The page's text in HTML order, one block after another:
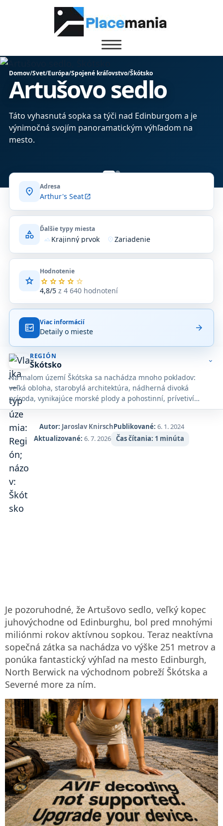
Domov/Svet/Európa/Spojené kráľovstvo/Škótsko
Artušovo sedlo
Táto vyhasnutá sopka sa týči nad Edinburgom a je
výnimočná svojím panoramatickým výhľadom na
mesto.
location_on Adresa
Arthur's Seatopen_in_new
category Ďalšie typy miesta
terrainKrajinný prvok location_onZariadenie
star
Hodnotenie
star star star star star
4,8/5z 4 640 hodnotení
Priemerné
hodnotenie
z
na
základe
4 640
hodnotení
na
Google
Maps.
fact_check Viac informácií
Detaily o mieste arrow_forward
REGIÓN
Škótsko
Na malom území Škótska sa nachádza mnoho pokladov:
veľká obloha, starobylá architektúra, nádherná divoká
príroda, vynikajúce morské plody a pohostinní, prívetiví
ľudia.
expand_more
Autor: Jaroslav KnirschPublikované: 6. 1. 2024
Aktualizované: 6. 7. 2026 Čas čítania: 1 minúta
Je pozoruhodné, že Artušovo sedlo, veľký kopec
juhovýchodne od Edinburghu, bol pred mnohými
miliónmi rokov aktívnou sopkou. Teraz neaktívna
sopečná zátka sa nachádza vo výške 251 metrov a
ponúka fantastický výhľad na mesto Edinburgh,
North Berwick na východnom pobreží Škótska a
Severné more za ním.